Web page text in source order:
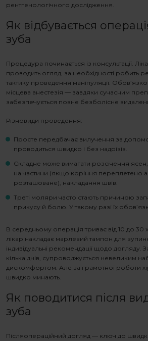
рентгенологічного дослідження.
Як відбувається
зуба
Процедура починається із консультації.
проводить огляд, за необхідності робить
тактику проведення маніпуляції.
місцева анестезія — завдяки сучасним
забезпечується повне безболісне
Різновиди проведення:
Просте передбачає вилучення за
проводиться швидко і без надрізів.
Складне може вимагати розсічення
на частини (якщо коріння переплетено
розташоване), накладання швів.
Треті моляри часто стають причиною
прикусу й болю. У такому разі їх
В середньому операція триває від 10 до 30
лікар накладає марлевий тампон для
індивідуальні рекомендації щодо догляду.
кілька днів, супроводжується невеликим
дискомфортом. Але за грамотної роботи
швидко минають.
Як поводитися після
зуба
Післяопераційний догляд — ключ до